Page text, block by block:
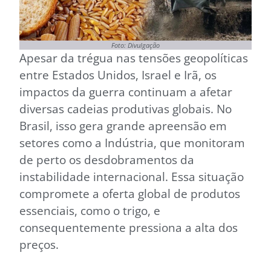
Foto: Divulgação
Apesar da trégua nas tensões geopolíticas
entre Estados Unidos, Israel e Irã, os
impactos da guerra continuam a afetar
diversas cadeias produtivas globais. No
Brasil, isso gera grande apreensão em
setores como a Indústria, que monitoram
de perto os desdobramentos da
instabilidade internacional. Essa situação
compromete a oferta global de produtos
essenciais, como o trigo, e
consequentemente pressiona a alta dos
preços.